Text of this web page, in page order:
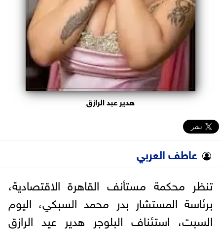
هدير عبد الرازق
عاطف العربي
تنظر محكمة مستأنف القاهرة الاقتصادية،
برئاسة المستشار بدر محمد السبكي، اليوم
السبت، استئناف البلوجر هدير عيد الرازق